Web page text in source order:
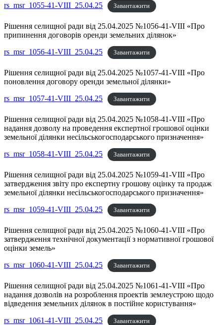
rs_msr_1055-41-VIII_25.04.25
Завантажити
Рішення селищної ради від 25.04.2025 №1056-41-VIII «Про
припинення договорів оренди земельних ділянок»
rs_msr_1056-41-VIII_25.04.25
Завантажити
Рішення селищної ради від 25.04.2025 №1057-41-VIII «Про
поновлення договору оренди земельної ділянки»
rs_msr_1057-41-VIII_25.04.25
Завантажити
Рішення селищної ради від 25.04.2025 №1058-41-VIII «Про
надання дозволу на проведення експертної грошової оцінки
земельної ділянки несільськогосподарського призначення»
rs_msr_1058-41-VIII_25.04.25
Завантажити
Рішення селищної ради від 25.04.2025 №1059-41-VIII «Про
затвердження звіту про експертну грошову оцінку та продаж
земельної ділянки несільськогосподарського призначення»
rs_msr_1059-41-VIII_25.04.25
Завантажити
Рішення селищної ради від 25.04.2025 №1060-41-VIII «Про
затвердження технічної документації з нормативної грошової
оцінки земель»
rs_msr_1060-41-VIII_25.04.25
Завантажити
Рішення селищної ради від 25.04.2025 №1061-41-VIII «Про
надання дозволів на розроблення проектів землеустрою щодо
відведення земельних ділянок в постійне користування»
rs_msr_1061-41-VIII_25.04.25
Завантажити